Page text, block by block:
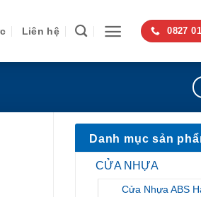
Liên hệ 0827
Danh mục sản
CỬA NHỰA
Cửa Nhựa ABS